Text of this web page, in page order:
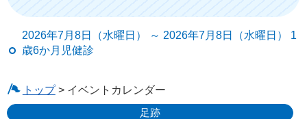
2026年7月8日（水曜日） ～ 2026年7月8日（水曜日） 1
歳6か月児健診
トップ> イベントカレンダー
足跡